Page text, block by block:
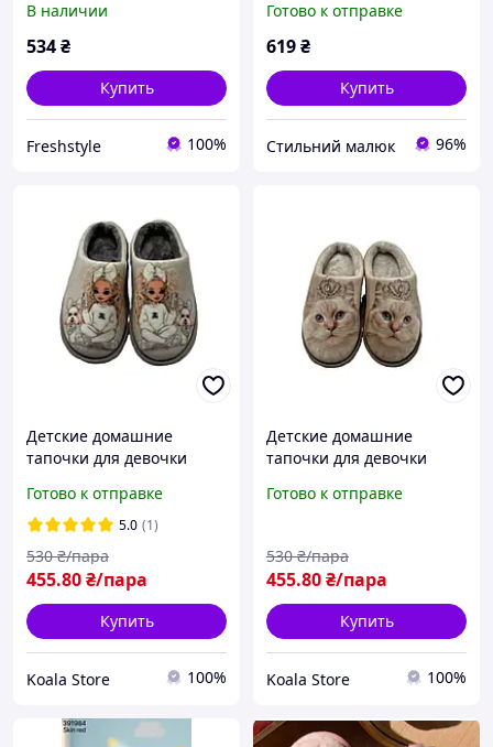
и безопасные для
ежедневного комфорта
В наличии
534₴
Купить
Freshstyle 100%
комнатные для детей,
розовые
Готово к отправке
619₴
Купить
Стильний малюк 96%
Детские домашние
тапочки для девочки
девушка-шанель 30 - 37
р.
Готово к отправке
5.0 (1)
455.80₴/пара
530 ₴/пара
Купить
Koala Store 100%
Детские домашние
тапочки для девочки
королева-котик 30 - 37 р.
Готово к отправке
455.80₴/пара
530 ₴/пара
Купить
Koala Store 100%